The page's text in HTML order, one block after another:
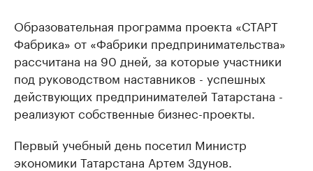
Образовательная программа проекта «СТАРТ
Фабрика» от «Фабрики предпринимательства»
рассчитана на 90 дней, за которые участники
под руководством наставников - успешных
действующих предпринимателей Татарстана -
реализуют собственные бизнес-проекты.
Первый учебный день посетил Министр
экономики Татарстана Артем Здунов.